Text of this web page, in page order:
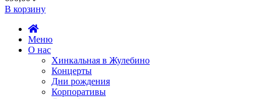
В корзину
Меню
О нас
Хинкальная в Жулебино
Концерты
Дни рождения
Корпоративы